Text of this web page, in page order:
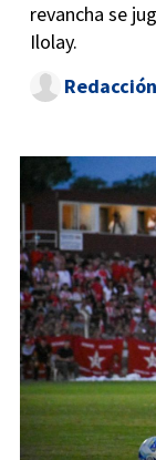
revancha se
Ilolay.